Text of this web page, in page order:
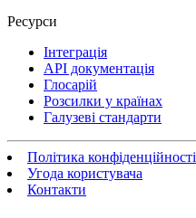
Ресурси
Інтеграція
API документація
Глосарій
Розсилки у країнах
Галузеві стандарти
Політика конфіденційності
Угода користувача
Контакти